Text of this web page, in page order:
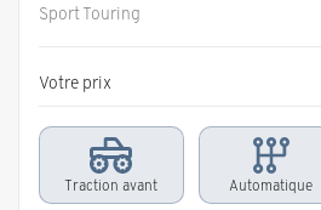
Sport Touring
Votre prix
Traction avant Automatique